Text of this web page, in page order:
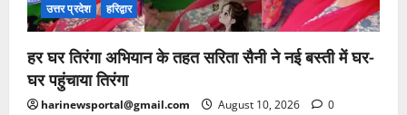
उत्तर प्रदेश हरिद्वार
हर घर तिरंगा अभियान के तहत सरिता सैनी ने नई बस्ती में घर-
घर पहुंचाया तिरंगा
harinewsportal@gmail.com August 10, 2026 0